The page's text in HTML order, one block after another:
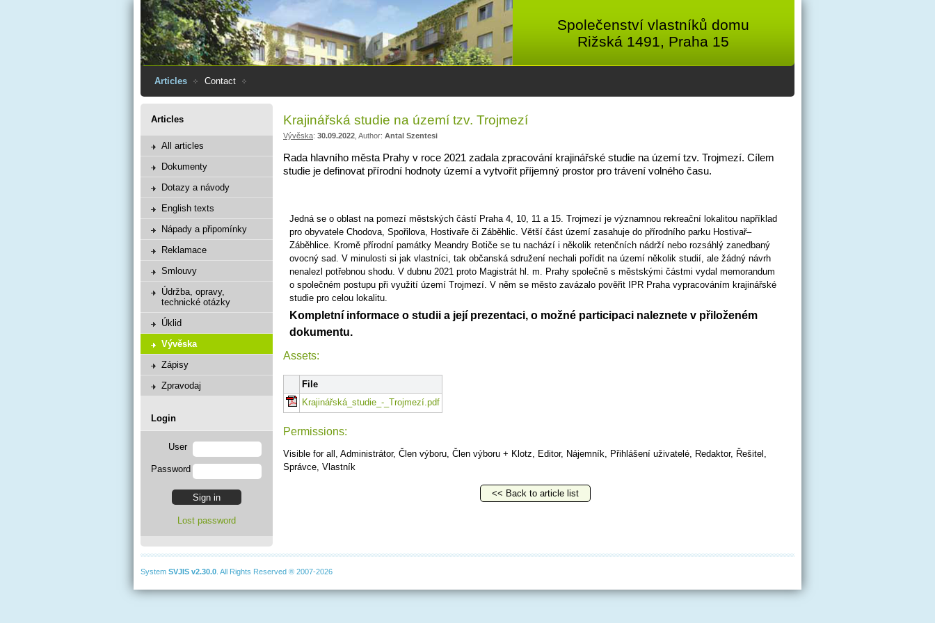
Společenství vlastníků domu
Rižská 1491, Praha 15
Articles Contact
Articles
All articles
Dokumenty
Dotazy a návody
English texts
Nápady a připomínky
Reklamace
Smlouvy
Údržba, opravy,
technické otázky
Úklid
Vývěska
Zápisy
Zpravodaj
Login
User
Password
Lost password
Krajinářská studie na území tzv. Trojmezí
Vývěska: 30.09.2022 , Author: Antal Szentesi
Rada hlavního města Prahy v roce 2021 zadala zpracování krajinářské studie na území tzv. Trojmezí. Cílem
studie je definovat přírodní hodnoty území a vytvořit příjemný prostor pro trávení volného času.
Jedná se o oblast na pomezí městských částí Praha 4, 10, 11 a 15. Trojmezí je významnou rekreační lokalitou například
pro obyvatele Chodova, Spořilova, Hostivaře či Záběhlic. Větší část území zasahuje do přírodního parku Hostivař–
Záběhlice. Kromě přírodní památky Meandry Botiče se tu nachází i několik retenčních nádrží nebo rozsáhlý zanedbaný
ovocný sad. V minulosti si jak vlastníci, tak občanská sdružení nechali pořídit na území několik studií, ale žádný návrh
nenalezl potřebnou shodu. V dubnu 2021 proto Magistrát hl. m. Prahy společně s městskými částmi vydal memorandum
o společném postupu při využití území Trojmezí. V něm se město zavázalo pověřit IPR Praha vypracováním krajinářské
studie pro celou lokalitu.
Kompletní informace o studii a její prezentaci, o možné participaci naleznete v přiloženém
dokumentu.
Assets:
File
Krajinářská_studie_-_Trojmezí.pdf
Permissions:
Visible for all, Administrátor, Člen výboru, Člen výboru + Klotz, Editor, Nájemník, Přihlášení uživatelé, Redaktor, Řešitel,
Správce, Vlastník
<< Back to article list
System SVJIS v2.30.0 . All Rights Reserved ® 2007-2026